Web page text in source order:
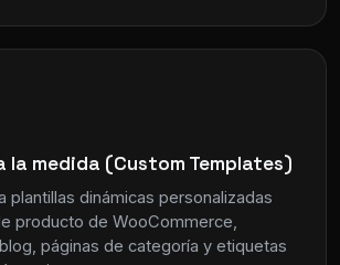
la medida (Custom Templates)
plantillas dinámicas personalizadas
producto de WooCommerce,
páginas de categoría y etiquetas